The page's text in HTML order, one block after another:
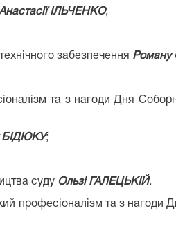
ІЛЬЧЕНКО;
забезпечення
та з нагоди Дня
БІДЮКУ;
суду Ользі ГАЛЕЦЬКІЙ.
професіоналізм та з нагоди